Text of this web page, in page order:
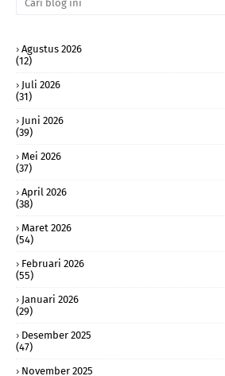
Agustus 2026
(12)
Juli 2026
(31)
Juni 2026
(39)
Mei 2026
(37)
April 2026
(38)
Maret 2026
(54)
Februari 2026
(55)
Januari 2026
(29)
Desember 2025
(47)
November 2025